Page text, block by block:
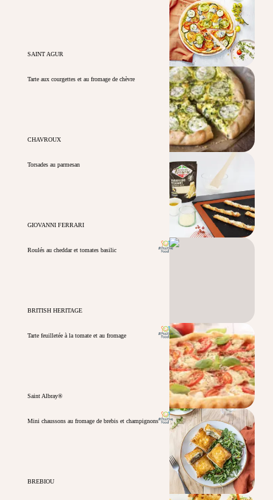
SAINT AGUR
Tarte aux courgettes et au fromage de chèvre
CHAVROUX
Torsades au parmesan
GIOVANNI FERRARI
Roulés au cheddar et tomates basilic
BRITISH HERITAGE
Tarte feuilletée à la tomate et au fromage
Saint Albray®
Mini chaussons au fromage de brebis et champignons
BREBIOU